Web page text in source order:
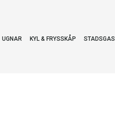
UGNAR KYL & FRYSSKÅP STADSGAS